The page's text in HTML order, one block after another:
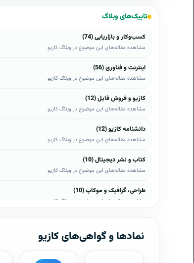
تاپیک‌های وبلاگ
کسب‌وکار و بازاریابی (74)
مشاهده مقاله‌های این موضوع در وبلاگ کازیو
اینترنت و فناوری (56)
مشاهده مقاله‌های این موضوع در وبلاگ کازیو
کازیو و فروش فایل (12)
مشاهده مقاله‌های این موضوع در وبلاگ کازیو
دانشنامه کازیو (12)
مشاهده مقاله‌های این موضوع در وبلاگ کازیو
کتاب و نشر دیجیتال (10)
مشاهده مقاله‌های این موضوع در وبلاگ کازیو
طراحی، گرافیک و موکاپ (10)
مشاهده مقاله‌های این موضوع در وبلاگ کازیو
مشاهده مقاله‌های این موضوع در وبلاگ کازیو
موبایل و اندروید (6)
نمادها و گواهی‌های کازیو